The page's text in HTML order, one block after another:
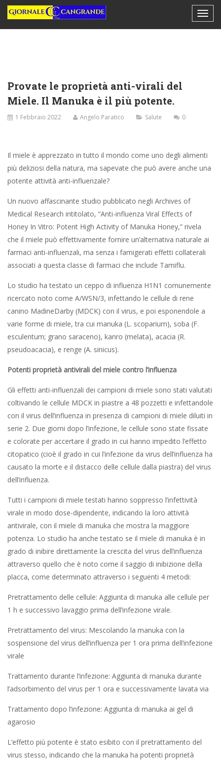
Provate le proprietà anti-virali del
Miele. Il Manuka è il più potente.
1 Febbraio 2022 Angelo Paratico Salute 0
Il miele è apprezzato in tutto il mondo come uno degli alimenti
più deliziosi della natura, ma sapevate che può avere anche una
potente attività anti-influenzale?
Un nuovo affascinante studio pubblicato negli Archives of
Medical Research intitolato, “Anti-influenza Viral Effects of
Honey In Vitro: Potent High Activity of Manuka Honey,” rivela
che il miele può effettivamente fornire un’alternativa naturale ai
farmaci anti-influenzali, ma senza i famigerati effetti collaterali
associati a questa classe di farmaci che include Tamiflu.
Lo studio ha testato un ceppo di influenza H1N1 comunemente
ricercato noto come A/WSN/3, infettando le cellule di rene
canino MadineDarby (MDCK) con il virus, e poi esponendole a
varie forme di miele, tra cui manuka (L. scoparium), soba (F.
esculentum; grano saraceno), kanro (melata), acacia (R.
pseudoacacia), e renge (A. sinicus).
Potenti proprietà antivirali del miele contro l’influenza
Gli effetti anti-influenzali dei campioni di miele sono stati valutati
coltivando le cellule MDCK in piastre a 48 pozzetti e infettandole
con il virus dell’influenza in presenza di campioni di miele diluiti in
serie 2. Due giorni dopo l’infezione, le cellule sono state fissate
e colorate per accertare il grado in cui hanno impedito l’effetto
citopatico (cioè il grado in cui l’infezione da virus dell’influenza ha
causato la morte e il distacco delle cellule dalla piastra) del virus
dell’influenza.
Tutti i campioni di miele testati hanno soppresso l’infettività
virale in modo dose-dipendente, indicando la loro attività
antivirale, con il miele di manuka che mostra la maggiore
potenza. Lo studio ha anche testato se il miele di manuka è in
grado di inibire direttamente la crescita del virus dell’influenza
attraverso quello che è noto come il saggio di inibizione della
placca, come determinato attraverso i seguenti 4 metodi:
Pretrattamento delle cellule: Aggiunta di manuka alle cellule per
1 h e successivo lavaggio prima dell’infezione virale.
Pretrattamento del virus: Mescolando la manuka con la
sospensione del virus dell’influenza per 1 ora prima dell’infezione
virale
Trattamento durante l’infezione: Aggiunta di manuka durante
l’adsorbimento del virus per 1 ora e successivamente lavata via
Trattamento dopo l’infezione: Aggiunta di manuka ai gel di
agarosio
L’effetto più potente è stato esibito con il pretrattamento del
virus stesso, indicando che la manuka ha potenti proprietà